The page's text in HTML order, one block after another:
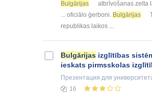
Bulgārijas
atbrīvošanas zelta
... oficiālo ģerboni. Bulgārijas
republikas laikos ...
Bulgārijas izglītības
ieskats pirmsskolas
Презентация для
16